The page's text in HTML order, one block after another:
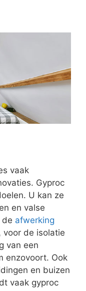
vaak
Gyproc
U kan ze
en valse
de afwerking
voor de isolatie
van een
enzovoort. Ook
en buizen
vaak gyproc